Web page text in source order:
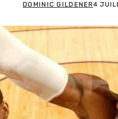
DOMINIC GILDENER4